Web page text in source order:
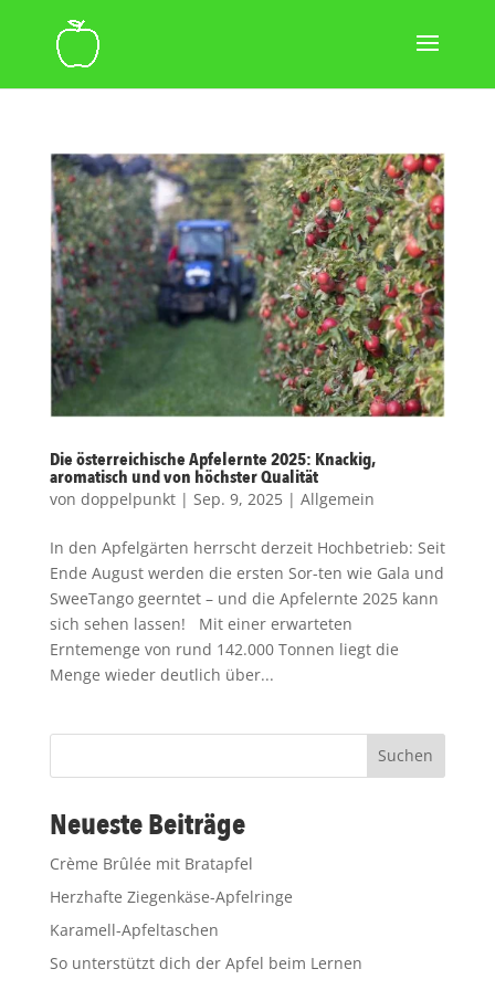
Die österreichische Apfelernte 2025: Knackig,
aromatisch und von höchster Qualität
von doppelpunkt| Sep. 9, 2025| Allgemein
In den Apfelgärten herrscht derzeit Hochbetrieb: Seit
Ende August werden die ersten Sor-ten wie Gala und
SweeTango geerntet – und die Apfelernte 2025 kann
sich sehen lassen! Mit einer erwarteten
Erntemenge von rund 142.000 Tonnen liegt die
Menge wieder deutlich über...
Suchen
Neueste Beiträge
Crème Brûlée mit Bratapfel
Herzhafte Ziegenkäse-Apfelringe
Karamell-Apfeltaschen
So unterstützt dich der Apfel beim Lernen